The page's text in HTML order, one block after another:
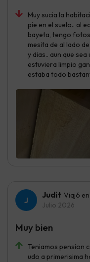
Muy sucia la
pie en el suelo.. al
bayeta, tengo
mesita de al lado
y dias.. aun que
estuviera limpio
estaba todo
Judit Viajó
Julio 2026
Teniamos pension
udo a primerisima
Muy bien